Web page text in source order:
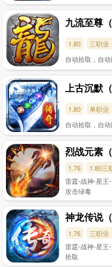
九流至尊
1.80 三职业
自动拾取，自
上古沉默
1.80 单职业
自动拾取，自
烈战元素
1.76 1.80三
雷霆-战神-星王
攻击绿毒
神龙传说
1.76 三职业
雷霆-战神-星王
拾取